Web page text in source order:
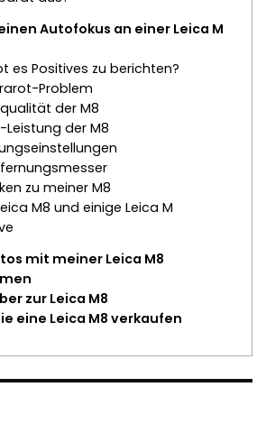
Autofokus an einer Leica M
es Positives zu berichten?
Problem
der M8
Leistung der M8
zu meiner M8
M8 und einige Leica M
mit meiner Leica M8
zur Leica M8
eine Leica M8 verkaufen